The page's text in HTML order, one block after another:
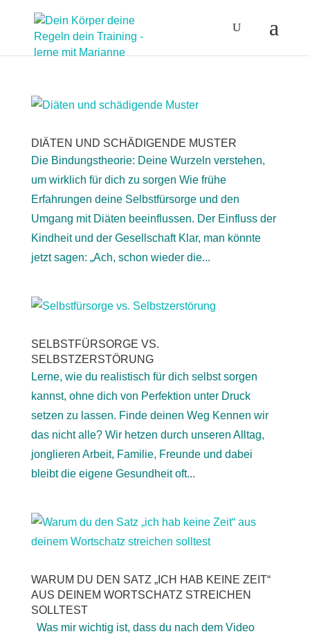
DIÄTEN UND SCHÄDIGENDE MUSTER
Die Bindungstheorie: Deine Wurzeln verstehen,
um wirklich für dich zu sorgen Wie frühe
Erfahrungen deine Selbstfürsorge und den
Umgang mit Diäten beeinflussen. Der Einfluss der
Kindheit und der Gesellschaft Klar, man könnte
jetzt sagen: „Ach, schon wieder die...
SELBSTFÜRSORGE VS.
SELBSTZERSTÖRUNG
Lerne, wie du realistisch für dich selbst sorgen
kannst, ohne dich von Perfektion unter Druck
setzen zu lassen. Finde deinen Weg Kennen wir
das nicht alle? Wir hetzen durch unseren Alltag,
jonglieren Arbeit, Familie, Freunde und dabei
bleibt die eigene Gesundheit oft...
WARUM DU DEN SATZ „ICH HAB KEINE ZEIT“
AUS DEINEM WORTSCHATZ STREICHEN
SOLLTEST
Was mir wichtig ist, dass du nach dem Video